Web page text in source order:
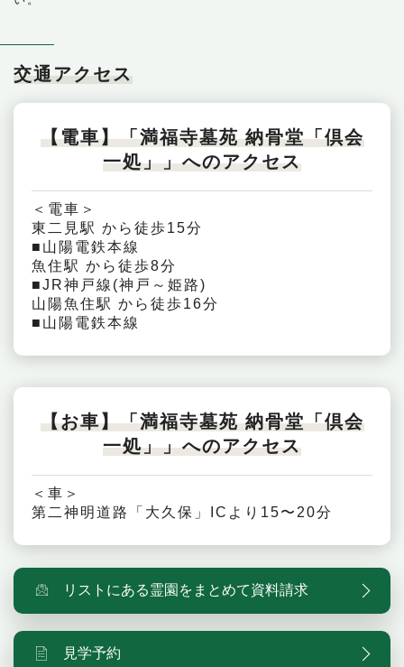
交通アクセス
【電車】「満福寺墓苑 納骨堂「倶会
一処」」へのアクセス
＜電車＞
東二見駅 から徒歩15分
■山陽電鉄本線
魚住駅 から徒歩8分
■JR神戸線(神戸～姫路)
山陽魚住駅 から徒歩16分
■山陽電鉄本線
【お車】「満福寺墓苑 納骨堂「倶会
一処」」へのアクセス
＜車＞
第二神明道路「大久保」ICより15〜20分
リストにある霊園をまとめて資料請求
見学予約